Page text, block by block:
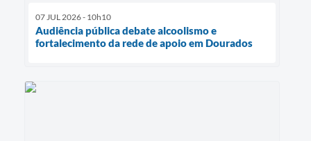
07 JUL 2026 - 10h10
Audiência pública debate alcoolismo e
fortalecimento da rede de apoio em Dourados